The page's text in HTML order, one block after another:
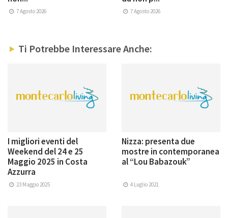
7 Agosto 2026 7 Agosto 2026
Ti Potrebbe Interessare Anche:
I migliori eventi del
Weekend del 24 e 25
Maggio 2025 in Costa
Azzurra
23 Maggio 2025
Nizza: presenta due
mostre in contemporanea
al “Lou Babazouk”
4 Luglio 2021